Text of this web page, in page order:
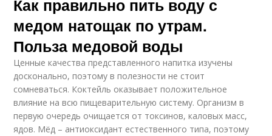
Как правильно пить воду с
медом натощак по утрам.
Польза медовой воды
Ценные качества представленного напитка изучены
досконально, поэтому в полезности не стоит
сомневаться. Коктейль оказывает положительное
влияние на всю пищеварительную систему. Организм в
первую очередь очищается от токсинов, каловых масс,
ядов. Мёд – антиоксидант естественного типа, поэтому